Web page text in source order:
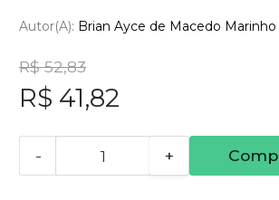
Autor(a): Brian Ayce de Macedo Marinho
R$ 52,83
R$ 41,82
- +